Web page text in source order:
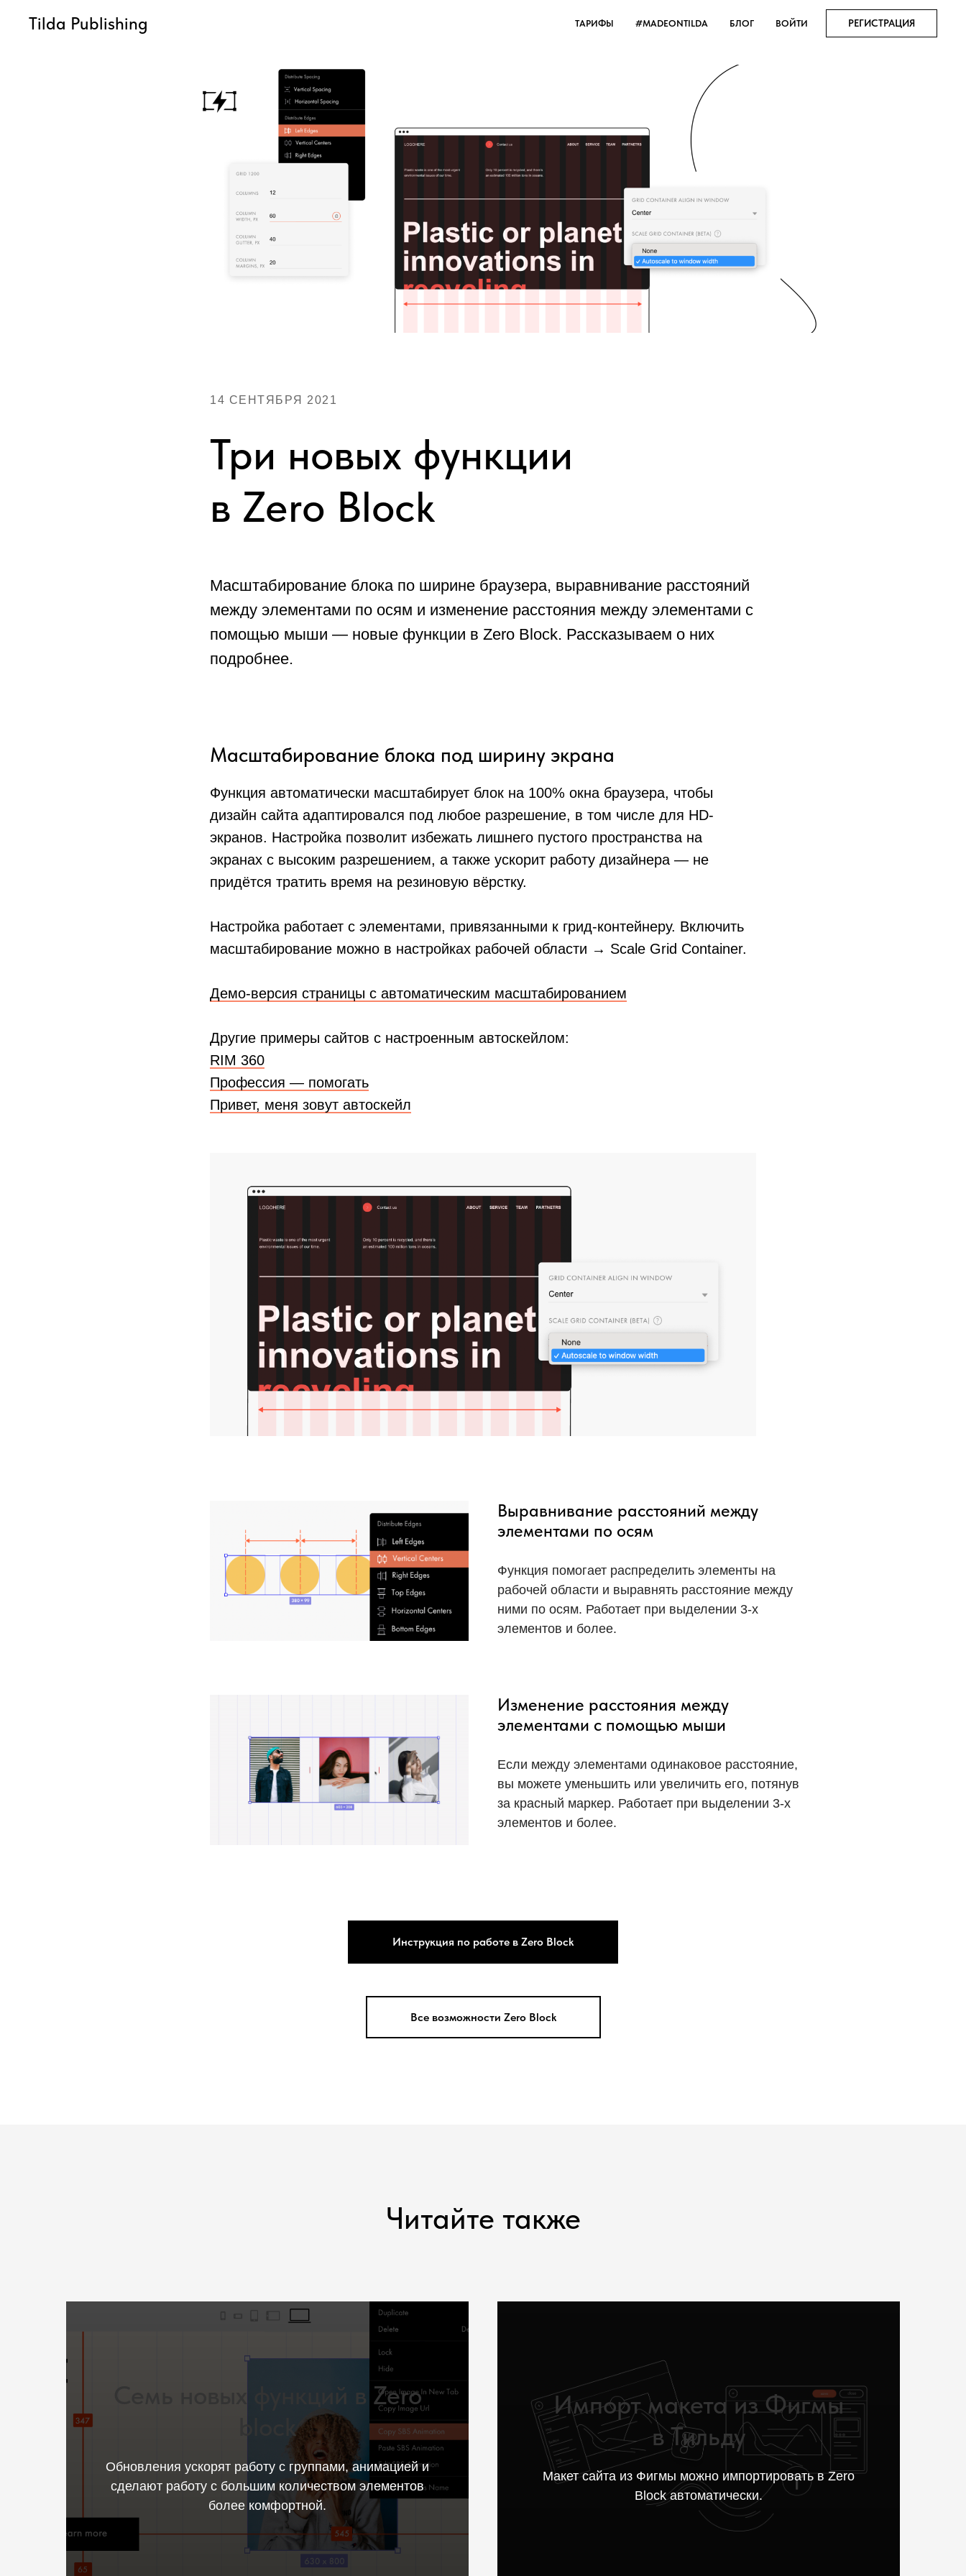
Tilda Publishing ТАРИФЫ #MADEONTILDA БЛОГ ВОЙТИ РЕГИСТРАЦИЯ
14 СЕНТЯБРЯ 2021
Три новых функции
в Zero Block
Масштабирование блока по ширине браузера, выравнивание расстояний
между элементами по осям и изменение расстояния между элементами с
помощью мыши — новые функции в Zero Block. Рассказываем о них
подробнее.
Масштабирование блока под ширину экрана
Функция автоматически масштабирует блок на 100% окна браузера, чтобы
дизайн сайта адаптировался под любое разрешение, в том числе для HD-
экранов. Настройка позволит избежать лишнего пустого пространства на
экранах с высоким разрешением, а также ускорит работу дизайнера — не
придётся тратить время на резиновую вёрстку.
Настройка работает с элементами, привязанными к грид-контейнеру. Включить
масштабирование можно в настройках рабочей области → Scale Grid Container.
Демо-версия страницы с автоматическим масштабированием
Другие примеры сайтов с настроенным автоскейлом:
RIM 360
Профессия — помогать
Привет, меня зовут автоскейл
Выравнивание расстояний между
элементами по осям
Функция помогает распределить элементы на
рабочей области и выравнять расстояние между
ними по осям. Работает при выделении 3-х
элементов и более.
Изменение расстояния между
элементами с помощью мыши
Если между элементами одинаковое расстояние,
вы можете уменьшить или увеличить его, потянув
за красный маркер. Работает при выделении 3-х
элементов и более.
Инструкция по работе в Zero Block
Все возможности Zero Block
Читайте также
Семь новых функций в Zero
block
Обновления ускорят работу с группами, анимацией и
сделают работу с большим количеством элементов
более комфортной.
Читать
Импорт макета из Фигмы
в Тильду
Макет сайта из Фигмы можно импортировать в Zero
Block автоматически.
Узнать больше